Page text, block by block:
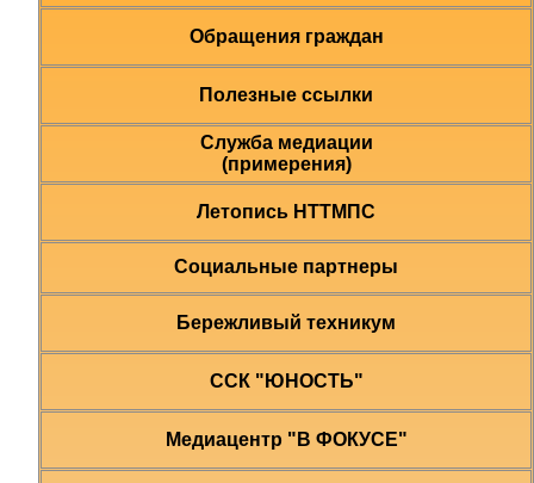
Обращения граждан
Полезные ссылки
Служба медиации
(примерения)
Летопись НТТМПС
Социальные партнеры
Бережливый техникум
ССК "ЮНОСТЬ"
Медиацентр "В ФОКУСЕ"